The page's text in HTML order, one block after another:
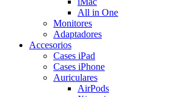
All in One
Monitores
Adaptadores
Accesorios
Cases iPad
Cases iPhone
Auriculares
AirPods